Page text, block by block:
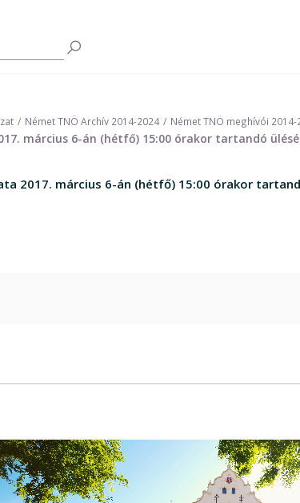
Német TNÖ Archív 2014-2024 Német TNÖ meghívói 2014-
március 6-án (hétfő) 15:00 órakor tartandó
2017. március 6-án (hétfő) 15:00 órakor